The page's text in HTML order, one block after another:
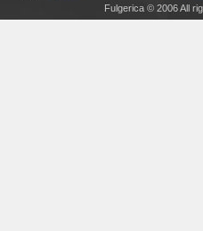
Fulgerica © 2006 All